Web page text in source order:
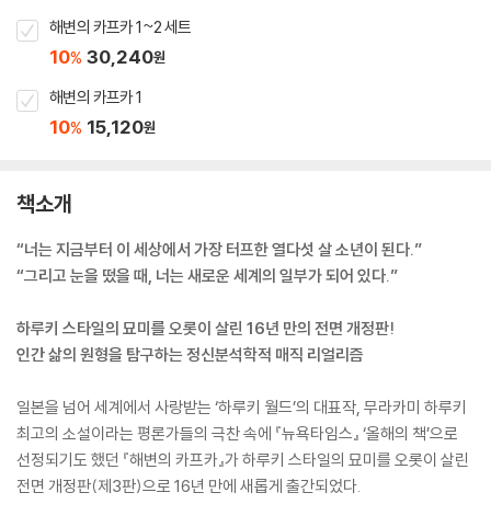
해변의 카프카 1~2 세트
10% 30,240원
해변의 카프카 1
10% 15,120원
책소개
“너는 지금부터 이 세상에서 가장 터프한 열다섯 살 소년이 된다.”
“그리고 눈을 떴을 때, 너는 새로운 세계의 일부가 되어 있다.”
하루키 스타일의 묘미를 오롯이 살린 16년 만의 전면 개정판!
인간 삶의 원형을 탐구하는 정신분석학적 매직 리얼리즘
일본을 넘어 세계에서 사랑받는 ‘하루키 월드’의 대표작, 무라카미 하루키
최고의 소설이라는 평론가들의 극찬 속에 『뉴욕타임스』 ‘올해의 책’으로
선정되기도 했던 『해변의 카프카』가 하루키 스타일의 묘미를 오롯이 살린
전면 개정판(제3판)으로 16년 만에 새롭게 출간되었다.